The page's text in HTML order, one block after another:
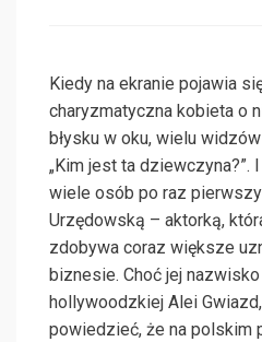
Kiedy na ekranie pojawia
charyzmatyczna kobieta o
błysku w oku, wielu
„Kim jest ta dziewczyna?”.
wiele osób po raz
Urzędowską – aktorką,
zdobywa coraz większe
biznesie. Choć jej
hollywoodzkiej Alei
powiedzieć, że na polskim